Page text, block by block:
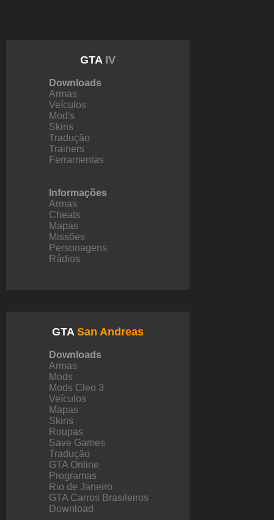
GTA IV
Downloads
Armas
Veículos
Mod's
Skins
Tradução
Trainers
Ferramentas
Informações
Armas
Cheats
Mapas
Missões
Personagens
Rádios
GTA San Andreas
Downloads
Armas
Mods
Mods Cleo 3
Veículos
Mapas
Skins
Roupas
Save Games
Tradução
GTA Online
Programas
Rio de Janeiro
GTA Carros Brasileiros
Download